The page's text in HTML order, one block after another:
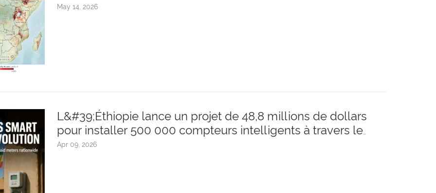
May 14, 2026
L&#39;Éthiopie lance un projet de 48,8 millions de dollars
pour installer 500 000 compteurs intelligents à travers le
pays.
Apr 09, 2026